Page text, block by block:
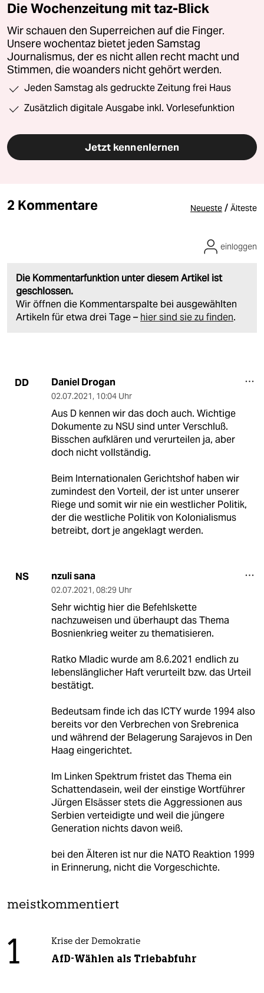
Die Wochenzeitung mit taz-Blick
Wir schauen den Superreichen auf die Finger.
Unsere wochentaz bietet jeden Samstag
Journalismus, der es nicht allen recht macht und
Stimmen, die woanders nicht gehört werden.
Jeden Samstag als gedruckte Zeitung frei Haus
Zusätzlich digitale Ausgabe inkl. Vorlesefunktion
Jetzt kennenlernen
2 Kommentare Neueste / Älteste
Die Kommentarfunktion unter diesem Artikel ist
geschlossen.
Wir öffnen die Kommentarspalte bei ausgewählten
Artikeln für etwa drei Tage – hier sind sie zu finden.
einloggen
DD Daniel Drogan
02.07.2021, 10:04 Uhr
Aus D kennen wir das doch auch. Wichtige
Dokumente zu NSU sind unter Verschluß.
Bisschen aufklären und verurteilen ja, aber
doch nicht vollständig.
Beim Internationalen Gerichtshof haben wir
zumindest den Vorteil, der ist unter unserer
Riege und somit wir nie ein westlicher Politik,
der die westliche Politik von Kolonialismus
betreibt, dort je angeklagt werden.
NS nzuli sana
02.07.2021, 08:29 Uhr
Sehr wichtig hier die Befehlskette
nachzuweisen und überhaupt das Thema
Bosnienkrieg weiter zu thematisieren.
Ratko Mladic wurde am 8.6.2021 endlich zu
lebenslänglicher Haft verurteilt bzw. das Urteil
bestätigt.
Bedeutsam finde ich das ICTY wurde 1994 also
bereits vor den Verbrechen von Srebrenica
und während der Belagerung Sarajevos in Den
Haag eingerichtet.
Im Linken Spektrum fristet das Thema ein
Schattendasein, weil der einstige Wortführer
Jürgen Elsässer stets die Aggressionen aus
Serbien verteidigte und weil die jüngere
Generation nichts davon weiß.
bei den Älteren ist nur die NATO Reaktion 1999
in Erinnerung, nicht die Vorgeschichte.
meistkommentiert
1 Krise der Demokratie
AfD-Wählen als Triebabfuhr